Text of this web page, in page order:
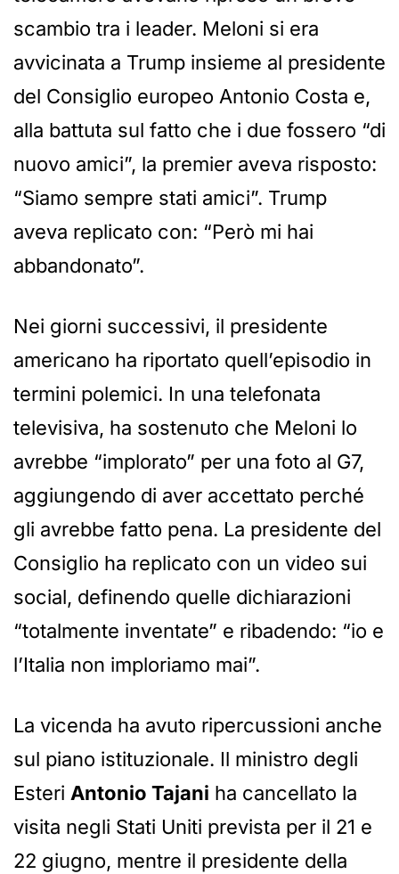
scambio tra i leader. Meloni si era
avvicinata a Trump insieme al presidente
del Consiglio europeo Antonio Costa e,
alla battuta sul fatto che i due fossero “di
nuovo amici”, la premier aveva risposto:
“Siamo sempre stati amici”. Trump
aveva replicato con: “Però mi hai
abbandonato”.
Nei giorni successivi, il presidente
americano ha riportato quell’episodio in
termini polemici. In una telefonata
televisiva, ha sostenuto che Meloni lo
avrebbe “implorato” per una foto al G7,
aggiungendo di aver accettato perché
gli avrebbe fatto pena. La presidente del
Consiglio ha replicato con un video sui
social, definendo quelle dichiarazioni
“totalmente inventate” e ribadendo: “io e
l’Italia non imploriamo mai”.
La vicenda ha avuto ripercussioni anche
sul piano istituzionale. Il ministro degli
Esteri Antonio Tajani ha cancellato la
visita negli Stati Uniti prevista per il 21 e
22 giugno, mentre il presidente della